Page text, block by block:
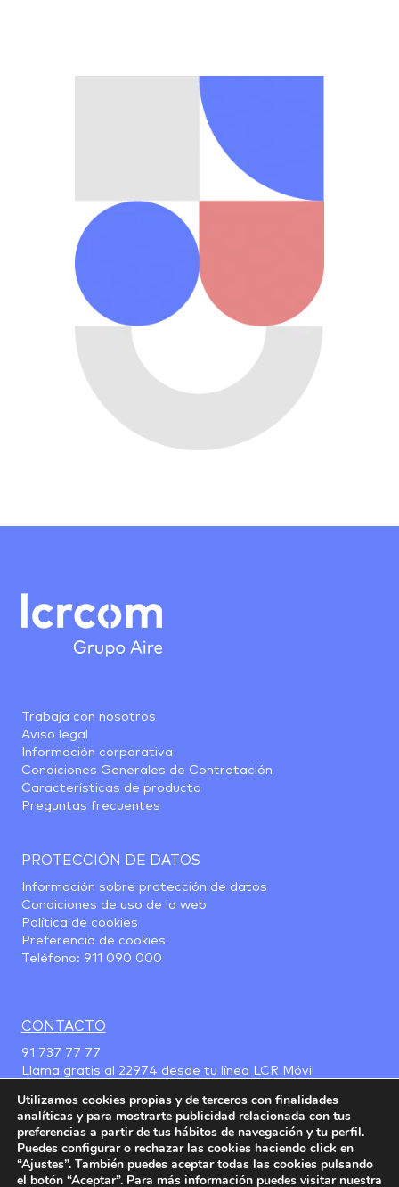
Trabaja con nosotros
Aviso legal
Información corporativa
Condiciones Generales de Contratación
Características de producto
Preguntas frecuentes
PROTECCIÓN DE DATOS
Información sobre protección de datos
Condiciones de uso de la web
Política de cookies
Preferencia de cookies
Teléfono: 911 090 000
CONTACTO
91 737 77 77
Llama gratis al 22974 desde tu línea LCR Móvil
Utilizamos cookies propias y de terceros con finalidades
analíticas y para mostrarte publicidad relacionada con tus
preferencias a partir de tus hábitos de navegación y tu perfil.
Puedes configurar o rechazar las cookies haciendo click en
“Ajustes”. También puedes aceptar todas las cookies pulsando
el botón “Aceptar”. Para más información puedes visitar nuestra